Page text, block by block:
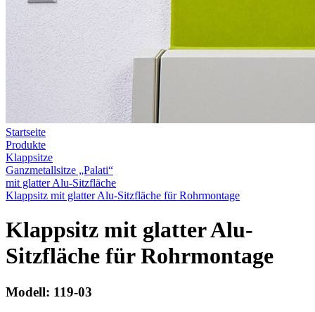
Startseite
Produkte
Klappsitze
Ganzmetallsitze „Palati“
mit glatter Alu-Sitzfläche
Klappsitz mit glatter Alu-Sitzfläche für Rohrmontage
Klappsitz mit glatter Alu-
Sitzfläche für Rohrmontage
Modell: 119-03